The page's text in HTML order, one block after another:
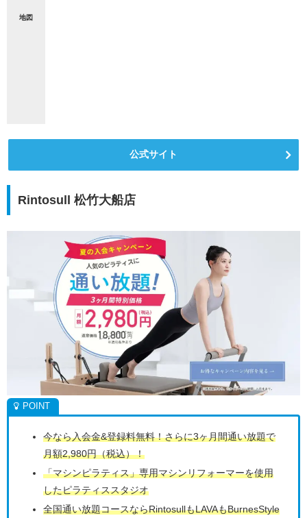
地図
公式サイト
Rintosull 松竹大船店
今なら入会金&登録料無料！さらに3ヶ月間通い放題で
月額2,980円（税込）！
「マシンピラティス」専用マシンリフォーマーを使用
したピラティススタジオ
全国通い放題コースならRintosullもLAVAもBurnesStyle